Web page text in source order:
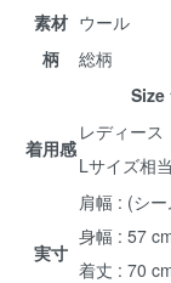
素材 ウール
柄
総柄
Size
着用感
レディース
Lサイズ相当
実寸
肩幅 : (シ
身幅 : 57
着丈 : 70